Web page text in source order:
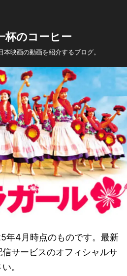
杯のコーヒー
映画の動画を紹介するブログ。
年4月時点のものです。最新
サービスのオフィシャルサ
。